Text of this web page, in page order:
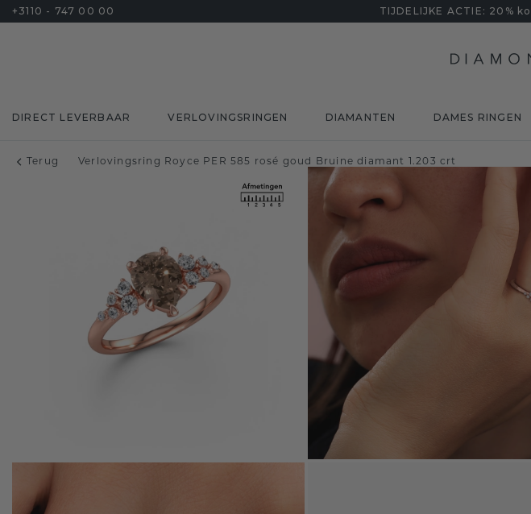
+3110 - 747 00 00 TIJDELIJKE ACTIE: 20%
DIRECT LEVERBAAR VERLOVINGSRINGEN DIAMANTEN DAMES RINGEN
Terug Verlovingsring Royce PER 585 rosé goud Bruine diamant 1.203 crt